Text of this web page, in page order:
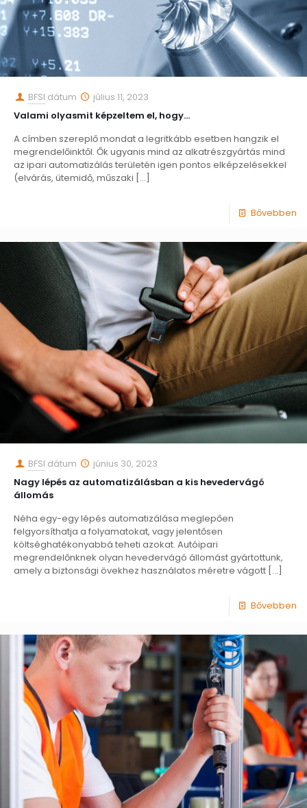
BFSI dátum
július 11, 2023
Valami olyasmit képzeltem el, hogy…
A címben szereplő mondat a legritkább esetben hangzik el
megrendelőinktől. Ők ugyanis mind az alkatrészgyártás mind
az ipari automatizálás területén igen pontos elképzelésekkel
(elvárás, ütemidő, műszaki […]
Bővebben
BFSI dátum
június 30, 2023
Nagy lépés az automatizálásban a kis hevedervágó
állomás
Néha egy-egy lépés automatizálása meglepően
felgyorsíthatja a folyamatokat, vagy jelentősen
költséghatékonyabbá teheti azokat. Autóipari
megrendelőnknek olyan hevedervágó állomást gyártottunk,
amely a biztonsági övekhez használatos méretre vágott […]
Bővebben